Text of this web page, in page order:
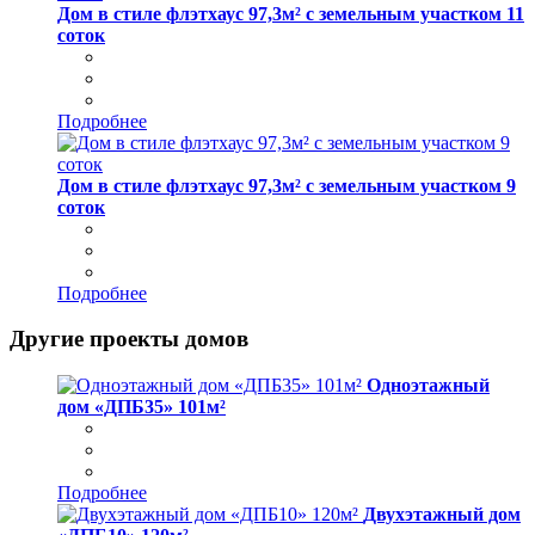
Дом в стиле флэтхаус 97,3м² с земельным участком 11
соток
Подробнее
Дом в стиле флэтхаус 97,3м² с земельным участком 9
соток
Подробнее
Другие проекты домов
Одноэтажный
дом «ДПБ35» 101м²
Подробнее
Двухэтажный дом